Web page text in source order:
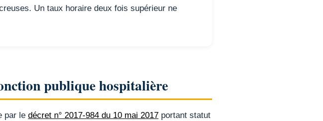
Un taux horaire deux fois supérieur ne
publique hospitalière
par le décret n° 2017-984 du 10 mai 2017 portant statut